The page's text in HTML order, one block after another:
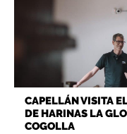
CAPELLÁN VISITA
DE HARINAS LA
COGOLLA